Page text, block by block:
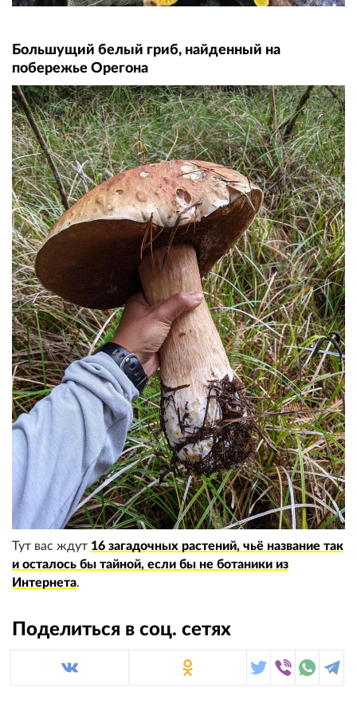
Большущий белый гриб, найденный на
побережье Орегона
Тут вас ждут 16 загадочных растений, чьё название так
и осталось бы тайной, если бы не ботаники из
Интернета.
Поделиться в соц. сетях